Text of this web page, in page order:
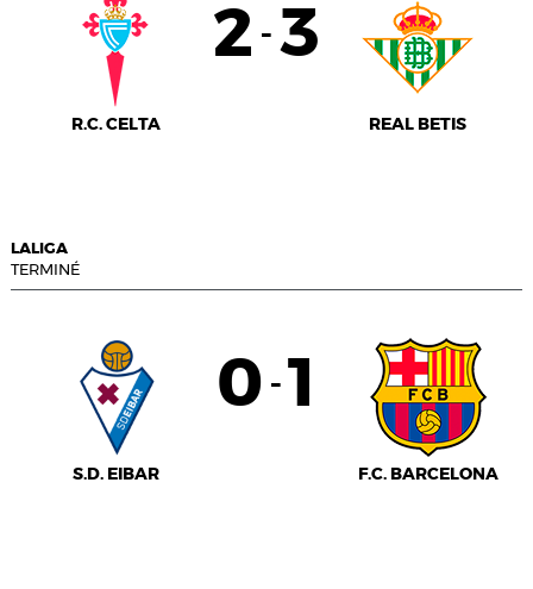
R.C. CELTA
2 - 3
REAL BETIS
LALIGA
TERMINÉ
S.D. EIBAR
0 - 1
F.C. BARCELONA